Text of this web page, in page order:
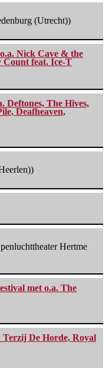
(Utrecht))
Nick Cave & the
Count feat. Ice-T
Deftones, The Hives,
Deafheaven,
Hertme
met o.a. The
Terzij De Horde, Royal